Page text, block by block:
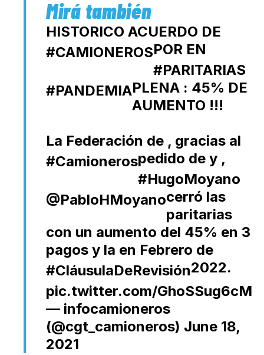
HISTORICO ACUERDO DE
#CAMIONEROSPOR
#PARITARIAS
EN
PLENA
#PANDEMIA
: 45% DE
AUMENTO !!!
La Federación de
#Camioneros
, gracias al
pedido de
#HugoMoyano
y
@PabloHMoyano
,
cerró las
paritarias
con un aumento del 45% en 3
pagos y la
#CláusulaDeRevisión
en Febrero de
2022.
pic.twitter.com/GhoSSug6cM
— infocamioneros
(@cgt_camioneros) June 18,
2021